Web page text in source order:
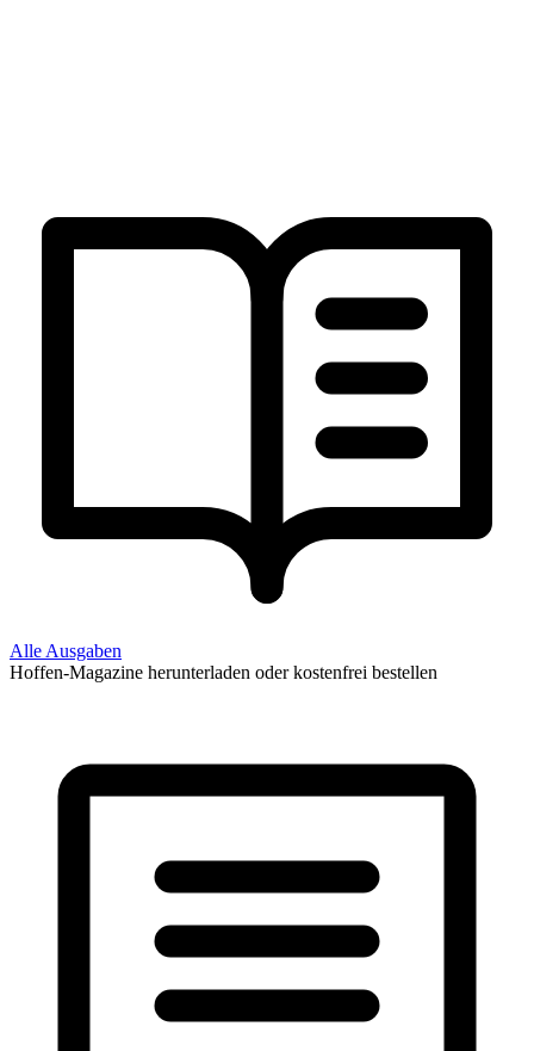
Alle Ausgaben
Hoffen-Magazine herunterladen oder kostenfrei bestellen